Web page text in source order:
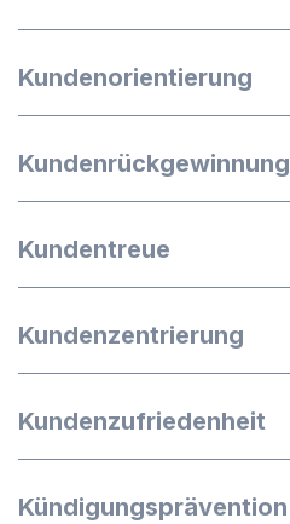
Kundenorientierung
Kundenrückgewinnung
Kundentreue
Kundenzentrierung
Kundenzufriedenheit
Kündigungsprävention